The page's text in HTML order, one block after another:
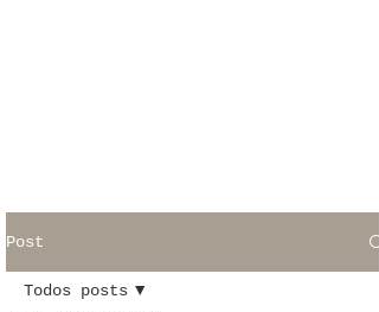
Post
Todos posts